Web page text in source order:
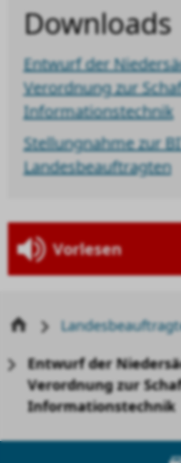
Vorlesen
Downloads
Entwurf der
Verordnung zur
Informationstechnik
Stellungnahme zur
Landesbeauftragten
Entwurf der
Verordnung zur
Informationstechnik